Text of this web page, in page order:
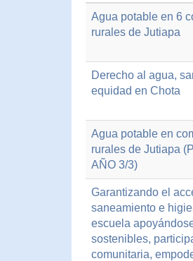
Agua potable en 6
rurales de Jutiapa
Derecho al agua,
equidad en Chota
Agua potable en
rurales de Jutiapa
AÑO 3/3)
Garantizando el
saneamiento e
escuela
sostenibles,
comunitaria,